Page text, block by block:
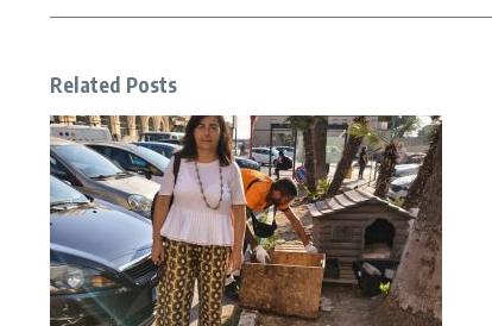
Related Posts